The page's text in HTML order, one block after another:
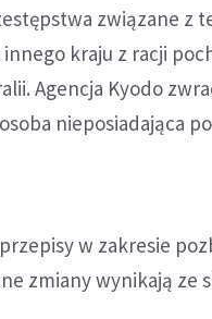
związane z
kraju z racji
Agencja Kyodo
nieposiadająca
w zakresie
zmiany wynikają ze